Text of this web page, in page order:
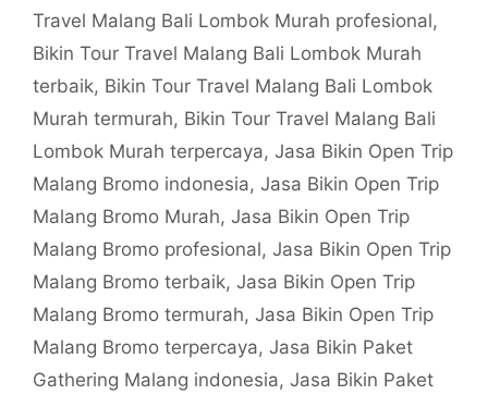
Travel Malang Bali Lombok Murah profesional,
Bikin Tour Travel Malang Bali Lombok Murah
terbaik, Bikin Tour Travel Malang Bali Lombok
Murah termurah, Bikin Tour Travel Malang Bali
Lombok Murah terpercaya, Jasa Bikin Open Trip
Malang Bromo indonesia, Jasa Bikin Open Trip
Malang Bromo Murah, Jasa Bikin Open Trip
Malang Bromo profesional, Jasa Bikin Open Trip
Malang Bromo terbaik, Jasa Bikin Open Trip
Malang Bromo termurah, Jasa Bikin Open Trip
Malang Bromo terpercaya, Jasa Bikin Paket
Gathering Malang indonesia, Jasa Bikin Paket